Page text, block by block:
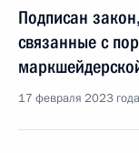
Подписан
связанные с
17 февраля 2023